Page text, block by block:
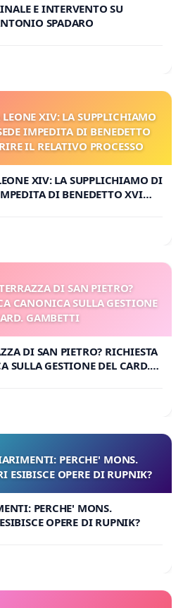
E INTERVENTO SU
SPADARO
XIV: LA SUPPLICHIAMO
IMPEDITA DI BENEDETTO
IL RELATIVO PROCESSO
XIV: LA SUPPLICHIAMO DI
DI BENEDETTO XVI
PROCESSO
DI SAN PIETRO?
CANONICA SULLA GESTIONE
GAMBETTI
DI SAN PIETRO? RICHIESTA
SULLA GESTIONE DEL CARD.
PERCHE' MONS.
ESIBISCE OPERE DI RUPNIK?
PERCHE' MONS.
OPERE DI RUPNIK?